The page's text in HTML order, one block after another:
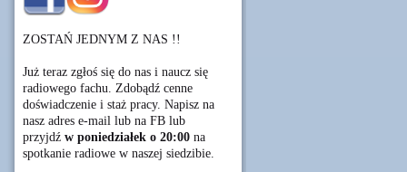
ZOSTAŃ JEDNYM Z NAS !!
Już teraz zgłoś się do nas i naucz się
radiowego fachu. Zdobądź cenne
doświadczenie i staż pracy. Napisz na
nasz adres e-mail lub na FB lub
przyjdź w poniedziałek o 20:00 na
spotkanie radiowe w naszej siedzibie.